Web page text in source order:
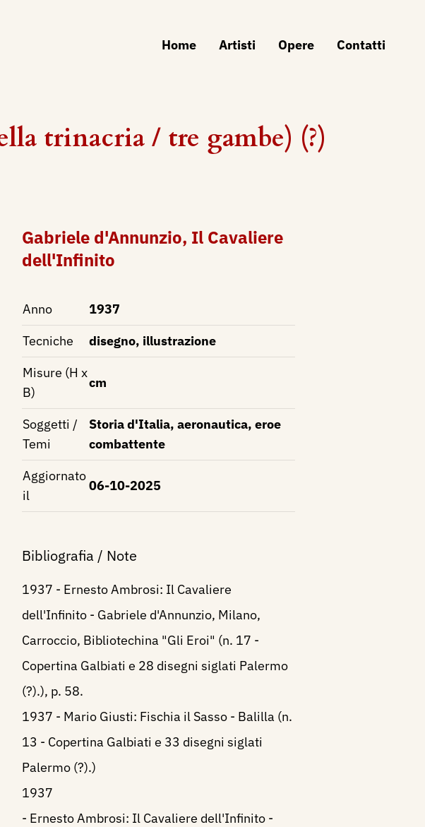
Home Artisti Opere Contatti
trinacria / tre gambe) (?)
Gabriele d'Annunzio​, Il Cavaliere
dell'Infinito
Anno
1937
Tecniche
disegno, illustrazione
Misure (H x
B)
cm
Soggetti /
Temi
Storia d'Italia, aeronautica, eroe
combattente
Aggiornato
il
06-10-2025
Bibliografia / Note
1937 - Ernesto Ambrosi: Il Cavaliere
dell'Infinito - Gabriele d'Annunzio, Milano,
Carroccio, Bibliotechina "Gli Eroi" (n. 17 -
Copertina Galbiati e 28 disegni siglati Palermo
(?).), p. 58.
1937 - Mario Giusti: Fischia il Sasso - Balilla (n.
13 - Copertina Galbiati e 33 disegni siglati
Palermo (?).)
1937
- Ernesto Ambrosi: Il Cavaliere dell'Infinito -